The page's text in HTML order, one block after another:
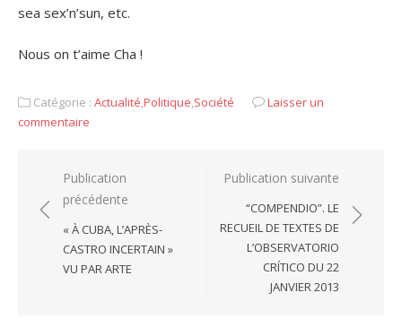
sea sex’n’sun, etc.
Nous on t’aime Cha !
Catégorie : Actualité,Politique,Société
Laisser un
commentaire
Navigation
de
l’article
Publication
précédente
« À CUBA, L’APRÈS-
CASTRO INCERTAIN »
VU PAR ARTE
Publication suivante
“COMPENDIO”. LE
RECUEIL DE TEXTES DE
L’OBSERVATORIO
CRÍTICO DU 22
JANVIER 2013